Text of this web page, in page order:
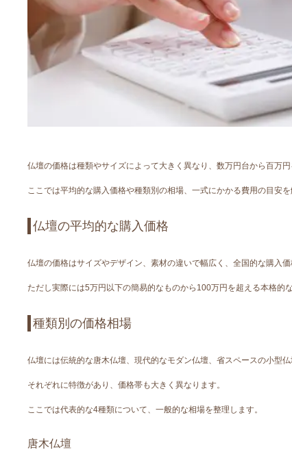
仏壇の価格は種類やサイズによって大きく異なり、数万円台から百万
ここでは平均的な購入価格や種類別の相場、一式にかかる費用の目安を
仏壇の平均的な購入価格
仏壇の価格はサイズやデザイン、素材の違いで幅広く、全国的な購入価
ただし実際には5万円以下の簡易的なものから100万円を超える本格的
種類別の価格相場
仏壇には伝統的な唐木仏壇、現代的なモダン仏壇、省スペースの小型仏
それぞれに特徴があり、価格帯も大きく異なります。
ここでは代表的な4種類について、一般的な相場を整理します。
唐木仏壇